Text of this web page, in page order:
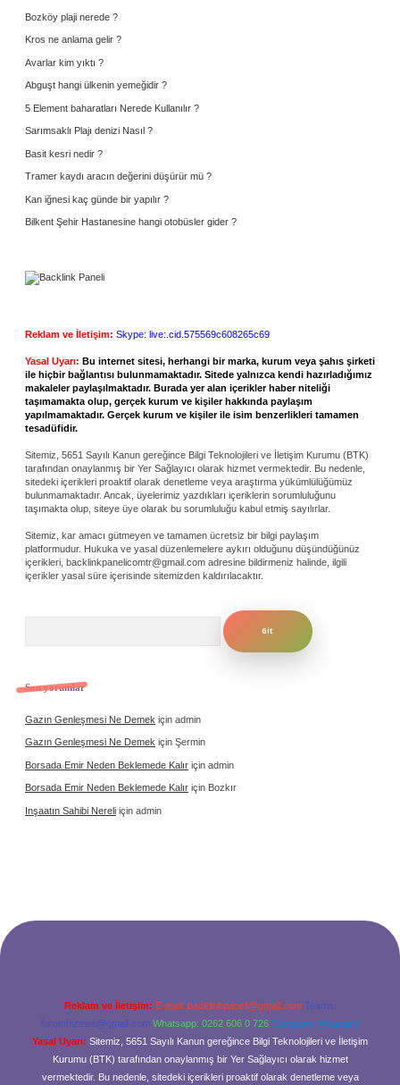
Bozköy plaji nerede ?
Kros ne anlama gelir ?
Avarlar kim yıktı ?
Abguşt hangi ülkenin yemeğidir ?
5 Element baharatları Nerede Kullanılır ?
Sarımsaklı Plajı denizi Nasıl ?
Basit kesri nedir ?
Tramer kaydı aracın değerini düşürür mü ?
Kan iğnesi kaç günde bir yapılır ?
Bilkent Şehir Hastanesine hangi otobüsler gider ?
Reklam ve İletişim: Skype: live:.cid.575569c608265c69
Yasal Uyarı: Bu internet sitesi, herhangi bir marka, kurum veya şahıs şirketi
ile hiçbir bağlantısı bulunmamaktadır. Sitede yalnızca kendi hazırladığımız
makaleler paylaşılmaktadır. Burada yer alan içerikler haber niteliği
taşımamakta olup, gerçek kurum ve kişiler hakkında paylaşım
yapılmamaktadır. Gerçek kurum ve kişiler ile isim benzerlikleri tamamen
tesadüfidir.
Sitemiz, 5651 Sayılı Kanun gereğince Bilgi Teknolojileri ve İletişim Kurumu (BTK)
tarafından onaylanmış bir Yer Sağlayıcı olarak hizmet vermektedir. Bu nedenle,
sitedeki içerikleri proaktif olarak denetleme veya araştırma yükümlülüğümüz
bulunmamaktadır. Ancak, üyelerimiz yazdıkları içeriklerin sorumluluğunu
taşımakta olup, siteye üye olarak bu sorumluluğu kabul etmiş sayılırlar.
Sitemiz, kar amacı gütmeyen ve tamamen ücretsiz bir bilgi paylaşım
platformudur. Hukuka ve yasal düzenlemelere aykırı olduğunu düşündüğünüz
içerikleri, backlinkpanelicomtr@gmail.com adresine bildirmeniz halinde, ilgili
içerikler yasal süre içerisinde sitemizden kaldırılacaktır.
Son yorumlar
Gazın Genleşmesi Ne Demek için admin
Gazın Genleşmesi Ne Demek için Şermin
Borsada Emir Neden Beklemede Kalır için admin
Borsada Emir Neden Beklemede Kalır için Bozkır
Inşaatın Sahibi Nereli için admin
Reklam ve İletişim: E-mail: backlinkpaneli@gmail.com Teams:
forumhizmeti@gmail.com Whatsapp: 0262 606 0 726 Telegram: @karabul
Yasal Uyarı: Sitemiz, 5651 Sayılı Kanun gereğince Bilgi Teknolojileri ve İletişim
Kurumu (BTK) tarafından onaylanmış bir Yer Sağlayıcı olarak hizmet
vermektedir. Bu nedenle, sitedeki içerikleri proaktif olarak denetleme veya